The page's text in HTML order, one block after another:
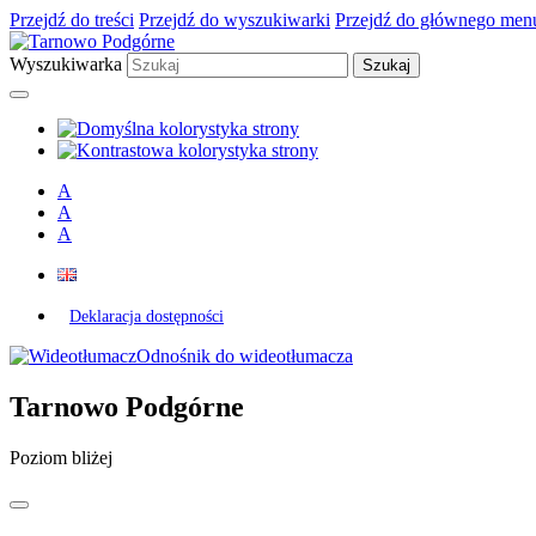
Przejdź do treści Przejdź do wyszukiwarki Przejdź do głównego
Wyszukiwarka
A
A
A
Deklaracja dostępności
Odnośnik do wideotłumacza
Tarnowo Podgórne
Poziom bliżej